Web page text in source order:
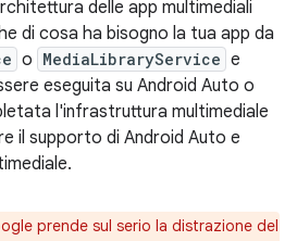
delle app multimediali
di cosa ha bisogno la tua app da
o MediaLibraryService e
eseguita su Android Auto o
l'infrastruttura multimediale
il supporto di Android Auto e
prende sul serio la distrazione del